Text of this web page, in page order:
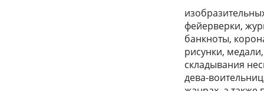
фейерверки,
банкноты,
рисунки,
складывания
дева-